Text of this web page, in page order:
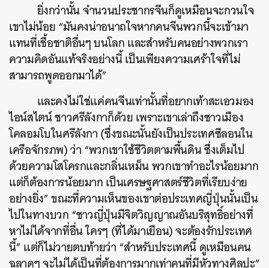
ยิ่งกว่านั้น จำนวนประชากรจีนก็ดูเหมือนจะกวนใจ
เขาไม่น้อย “มันคงน่าอนาถใจหากคนจีนพวกนี้จะเข้ามา
แทนที่เชื้อชาติอื่นๆ บนโลก และสำหรับคนอย่างพวกเรา
ความคิดอันแท้จริงอย่างนี้ เป็นเพียงความเศร้าใจที่ไม่
สามารถพูดออกมาได้”
และคงไม่ใช่แค่คนจีนเท่านั้นที่อยากเท้าสะเอวมอง
ไอน์สไตน์ ชาวศรีลังกาก็ด้วย เพราะเขาเล่าถึงชาวเมือง
โคลอมโบในศรีลังกา (ซึ่งขณะนั้นยังเป็นประเทศซีลอนใน
เครือจักรภพ) ว่า “พวกเขาใช้ชีวิตตามพื้นดิน ซึ่งเต็มไป
ด้วยความโสโครกและกลิ่นเหม็น พวกเขาทำอะไรน้อยมาก
แต่ก็ต้องการน้อยมาก เป็นเศรษฐศาสตร์ชีวิตที่เรียบง่าย
อย่างยิ่ง” ขณะที่ความเห็นของเขาต่อประเทศญี่ปุ่นนั้นเป็น
ไปในทางบวก “ชาวญี่ปุ่นมีจิตวิญญาณอันบริสุทธิ์อย่างที่
หาไม่ได้จากที่อื่น ใครๆ (ที่ได้มาเยือน) จะต้องรักประเทศ
นี้” แต่ก็ไม่วายตบท้ายว่า “สำหรับประเทศนี้ ดูเหมือนคน
ฉลาดๆ จะไม่ได้เป็นที่ต้องการมากเท่าคนที่มีหัวทางศิลปะ”